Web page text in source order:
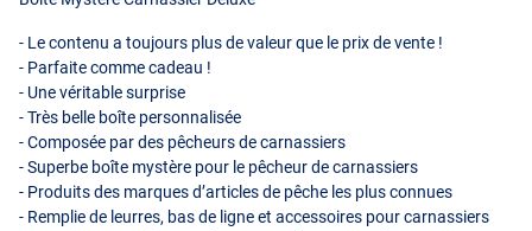
- Le contenu a toujours plus de valeur que le prix de vente !
- Parfaite comme cadeau !
- Une véritable surprise
- Très belle boîte personnalisée
- Composée par des pêcheurs de carnassiers
- Superbe boîte mystère pour le pêcheur de carnassiers
- Produits des marques d’articles de pêche les plus connues
- Remplie de leurres, bas de ligne et accessoires pour carnassiers